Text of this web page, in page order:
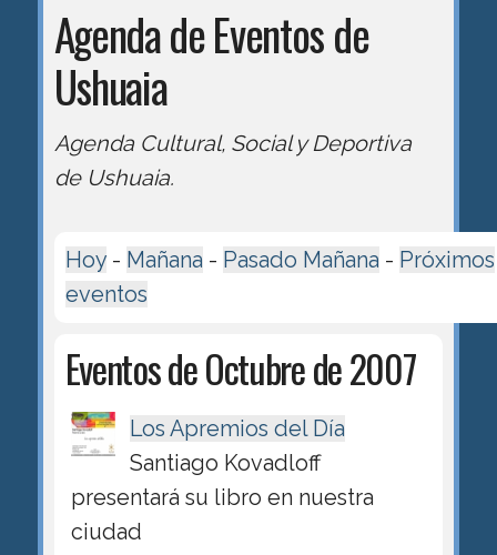
Agenda de Eventos de
Ushuaia
Agenda Cultural, Social y Deportiva
de Ushuaia.
Hoy- Mañana - Pasado Mañana - Próximos
eventos
Eventos de Octubre de 2007
Los Apremios del Día
Santiago Kovadloff
presentará su libro en nuestra
ciudad